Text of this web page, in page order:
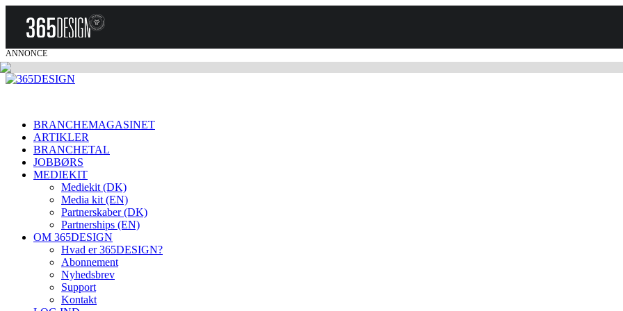
ANNONCE
BRANCHEMAGASINET
ARTIKLER
BRANCHETAL
JOBBØRS
MEDIEKIT
Mediekit (DK)
Media kit (EN)
Partnerskaber (DK)
Partnerships (EN)
OM 365DESIGN
Hvad er 365DESIGN?
Abonnement
Nyhedsbrev
Support
Kontakt